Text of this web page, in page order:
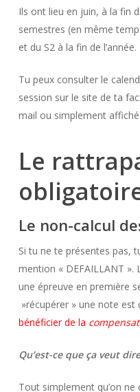
Ils ont lieu en juin, à la fin
semestres (en même
et du S2 à la fin de l’année.
Tu peux consulter le
session sur le site de ta
mail ou simplement
Le
Le non-calcul
Si tu ne te présentes pas,
mention « DEFAILLANT ».
une épreuve en première
»récupérer » une note est
bénéficier de la
Qu’est-ce que ça veut
Tout simplement qu’on